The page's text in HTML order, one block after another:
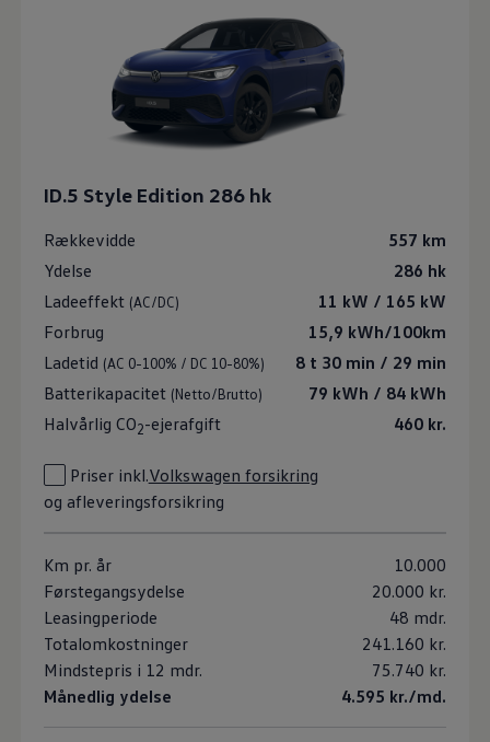
ID.5 Style Edition 286 hk
557 km
Rækkevidde
286 hk
Ydelse
11 kW / 165 kW
Ladeeffekt (AC/DC)
15,9 kWh/100km
Forbrug
8 t 30 min / 29 min
Ladetid (AC 0-100% / DC 10-80%)
79 kWh / 84 kWh
Batterikapacitet (Netto/Brutto)
460 kr.
Halvårlig CO2-ejerafgift
Priser inkl.Volkswagen forsikring
og afleveringsforsikring
Km pr. år
10.000
Førstegangsydelse
20.000 kr.
Leasingperiode
48 mdr.
Totalomkostninger
241.160 kr.
Mindstepris i 12 mdr.
75.740 kr.
Månedlig ydelse
4.595 kr./md.